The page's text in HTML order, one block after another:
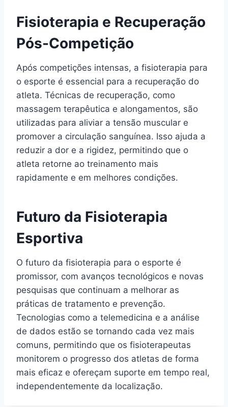
Fisioterapia e Recuperação
Pós-Competição
Após competições intensas, a fisioterapia para
o esporte é essencial para a recuperação do
atleta. Técnicas de recuperação, como
massagem terapêutica e alongamentos, são
utilizadas para aliviar a tensão muscular e
promover a circulação sanguínea. Isso ajuda a
reduzir a dor e a rigidez, permitindo que o
atleta retorne ao treinamento mais
rapidamente e em melhores condições.
Futuro da Fisioterapia
Esportiva
O futuro da fisioterapia para o esporte é
promissor, com avanços tecnológicos e novas
pesquisas que continuam a melhorar as
práticas de tratamento e prevenção.
Tecnologias como a telemedicina e a análise
de dados estão se tornando cada vez mais
comuns, permitindo que os fisioterapeutas
monitorem o progresso dos atletas de forma
mais eficaz e ofereçam suporte em tempo real,
independentemente da localização.